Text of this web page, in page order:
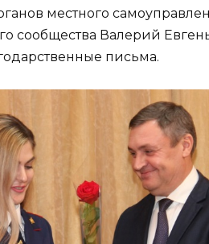
местного
сообщества Валерий
письма.